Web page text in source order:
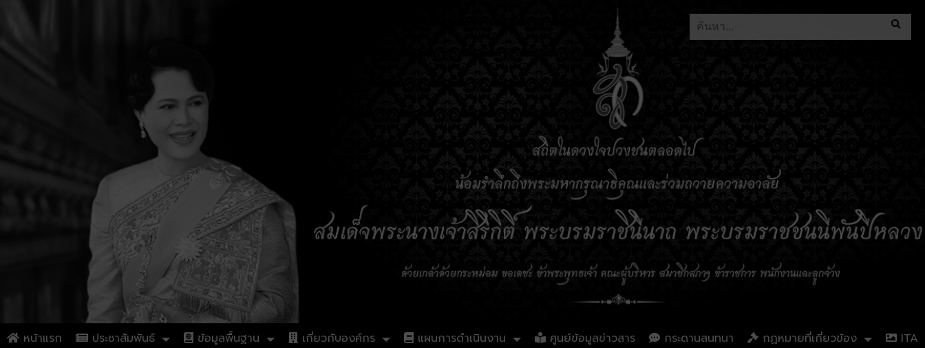
หน้าแรก ประชาสัมพันธ์ ข้อมูลพื้นฐาน เกี่ยวกับองค์กร แผนการดำเนินงาน ศูนย์ข้อมูลข่าวสาร กระดานสนทนา กฏหมายที่เกี่ยวข้อง
ITA